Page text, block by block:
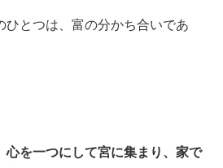
とつは、富の分かち合いであ
心を一つにして宮に集まり、家で